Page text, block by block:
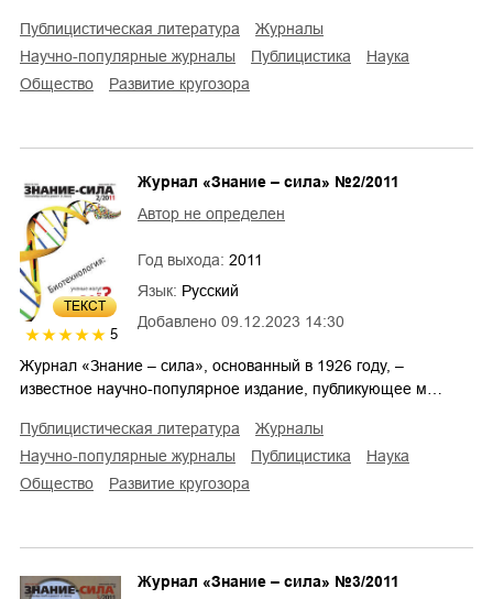
публицистическая литература
журналы
научно-популярные журналы
публицистика
наука
общество
развитие кругозора
ТЕКСТ
5
Добавлено 09.12.2023 14:30
Журнал «Знание – сила» №2/2011
Автор не определен
Год выхода: 2011
Язык: Русский
Журнал «Знание – сила», основанный в 1926 году, –
известное научно-популярное издание, публикующее м…
публицистическая литература
журналы
научно-популярные журналы
публицистика
наука
общество
развитие кругозора
Журнал «Знание – сила» №3/2011